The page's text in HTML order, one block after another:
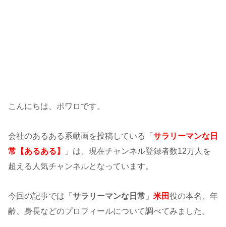
こんにちは、ポワロです。
会社のあるある系動画を投稿している「 サラリーマンな日
常【あるある】
」は、現在チャンネル登録者数12万人を
超える人気チャンネルとなっています。
今回の記事では「 サラリーマンな日常 」 米田役の本名、年
齢、身長などのプロフィールについて調べてみました。